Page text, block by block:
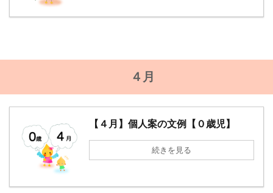
４月
【４月】個人案の文例【０歳児】
続きを見る